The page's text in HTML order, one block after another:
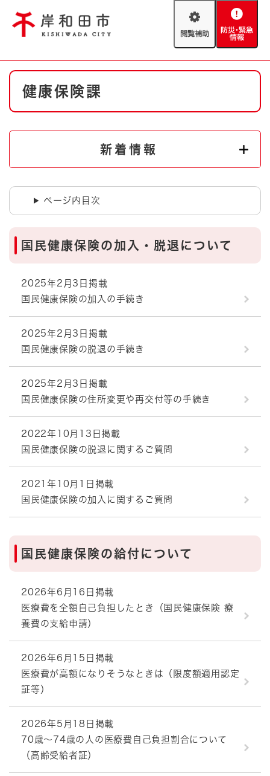
閲
助
防
緊
やさしい日本語
拡大
とじる
防災・緊急情報
ハザードマップ AED設置箇所
本
健康保険課
新着情報
ページ内目次
国民健康保険の加入・脱退について
2025年2月3日掲載
国民健康保険の加入の手続き
2025年2月3日掲載
国民健康保険の脱退の手続き
2025年2月3日掲載
国民健康保険の住所変更や再交付等の手続き
2022年10月13日掲載
国民健康保険の脱退に関するご質問
2021年10月1日掲載
国民健康保険の加入に関するご質問
国民健康保険の給付について
2026年6月16日掲載
医療費を全額自己負担したとき（国民健康保険 療
養費の支給申請）
2026年6月15日掲載
医療費が高額になりそうなときは（限度額適用認定
証等）
2026年5月18日掲載
70歳～74歳の人の医療費自己負担割合について
（高齢受給者証）